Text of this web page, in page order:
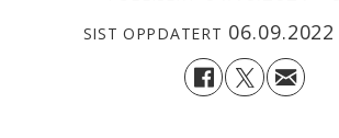
SIST OPPDATERT